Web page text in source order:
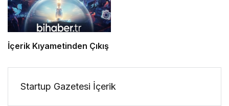
İçerik Kıyametinden Çıkış
Startup Gazetesi İçerik